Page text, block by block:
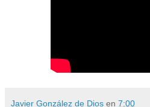
Javier González de Dios en 7:00